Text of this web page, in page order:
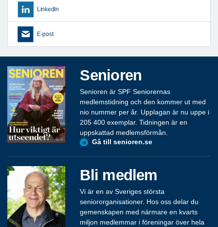
LinkedIn
E-post
Senioren
Senioren är SPF Seniorernas
medlemstidning och den kommer ut med
nio nummer per år. Upplagan är nu uppe i
205 400 exemplar. Tidningen är en
uppskattad medlemsförmån.
Gå till senioren.se
Bli medlem
Vi är en av Sveriges största
seniororganisationer. Hos oss delar du
gemenskapen med närmare en kvarts
miljon medlemmar i föreningar över hela